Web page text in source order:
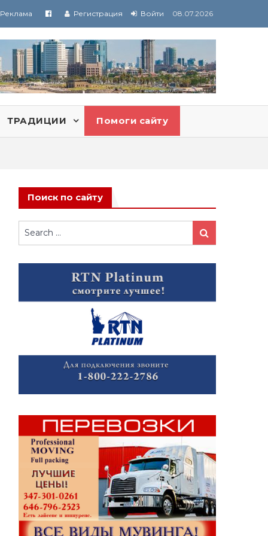
Реклама Регистрация Войти 08.07.2026
ТРАДИЦИИ Помоги сайту
Поиск по сайту
Search
for:
Search